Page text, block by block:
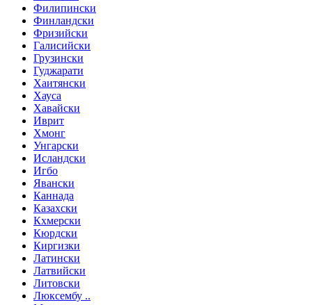
Филипински
Финландски
Фризийски
Галисийски
Грузински
Гуджарати
Хаитянски
Хауса
Хавайски
Иврит
Хмонг
Унгарски
Исландски
Игбо
Явански
Каннада
Казахски
Кхмерски
Кюрдски
Киргизки
Латински
Латвийски
Литовски
Люксембу ..